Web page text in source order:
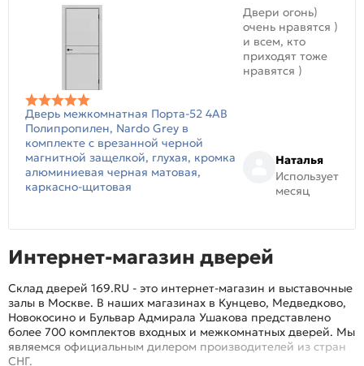
Дверь межкомнатная Порта-52 4AB
Полипропилен, Nardo Grey в
комплекте с врезанной черной
магнитной защелкой, глухая, кромка
алюминиевая черная матовая,
каркасно-щитовая
Двери огонь)
очень нравятся )
и всем, кто
приходят тоже
нравятся )
Наталья
Использует
месяц
Интернет-магазин дверей
Склад дверей 169.RU - это интернет-магазин и выставочные
залы в Москве. В наших магазинах в Кунцево, Медведково,
Новокосино и Бульвар Адмирала Ушакова представлено
более 700 комплектов входных и межкомнатных дверей. Мы
являемся официальным дилером производителей из стран
СНГ.